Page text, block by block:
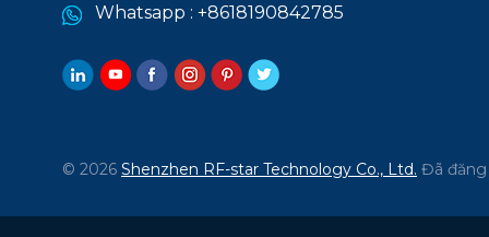
Whatsapp : +8618190842785
© 2026 Shenzhen RF-star Technology Co., Ltd. Đã đăng